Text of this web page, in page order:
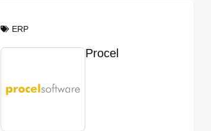
ERP
Procel